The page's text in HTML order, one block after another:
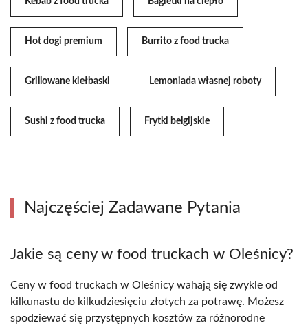
Hot dogi premium Burrito z food trucka
Grillowane kiełbaski Lemoniada własnej roboty
Sushi z food trucka Frytki belgijskie
Najczęściej Zadawane Pytania
Jakie są ceny w food truckach w Oleśnicy?
Ceny w food truckach w Oleśnicy wahają się zwykle od
kilkunastu do kilkudziesięciu złotych za potrawę. Możesz
spodziewać się przystępnych kosztów za różnorodne